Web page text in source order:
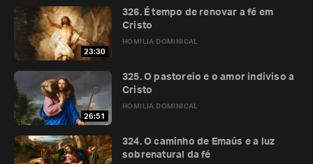
23:30
HOMILIA DOMINICAL
326. É tempo de renovar a fé em
Cristo
26:51
HOMILIA DOMINICAL
325. O pastoreio e o amor indiviso a
Cristo
324. O caminho de Emaús e a luz
sobrenatural da fé